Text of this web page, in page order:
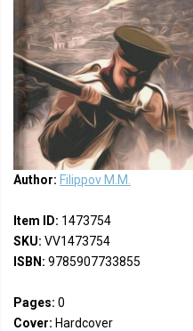
Author: Filippov M.M.
Item ID: 1473754
SKU: VV1473754
ISBN: 9785907733855
Pages: 0
Cover: Hardcover